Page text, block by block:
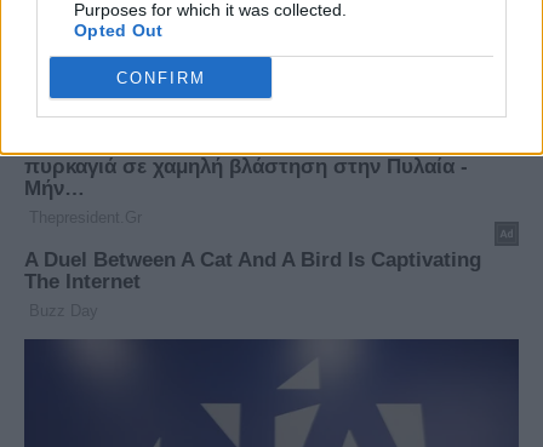
Purposes for which it was collected.
Opted Out
CONFIRM